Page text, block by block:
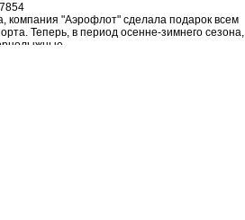
компания "Аэрофлот" сделала подарок всем
Теперь, в период осенне-зимнего сезона,